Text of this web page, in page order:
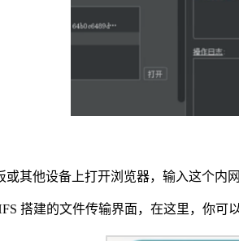
或其他设备上打开浏览器，输入这个内网
搭建的文件传输界面，在这里，你可